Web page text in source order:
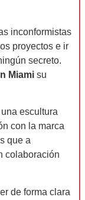
inconformistas
proyectos e ir
secreto.
Miami su
escultura
con la marca
que a
colaboración
de forma clara